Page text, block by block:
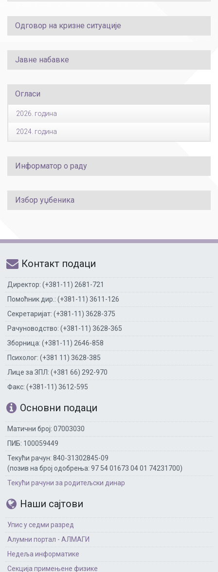
Одговор на кризне ситуације
Јавне набавке
Огласи
2026. година
2024. година
Информатор о раду
Избор уџбеника
Контакт подаци
Директор: (+381-11) 2681-721
Помоћник дир.: (+381-11) 3611-126
Секретаријат: (+381-11) 3628-375
Рачуноводство: (+381-11) 3628-365
Зборница: (+381-11) 2646-858
Психолог: (+381 11) 3628-385
Лице за ЗПЛ: (+381 66) 292-970
Факс: (+381-11) 3612-595
Основни подаци
Матични број: 07003030
ПИБ: 100059449
Текући рачун: 840-31302845-09
(позив на број одобрења: 97 54 01673 04 01 74231700)
Текући рачуни за родитељски динар
Наши сајтови
Упис у седми разред
Алумни портал - АЛМАГИ
Недеља информатике
Секција примењене физике